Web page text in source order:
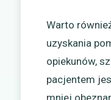
Warto
uzyskania
opiekunów,
pacjentem
mniej